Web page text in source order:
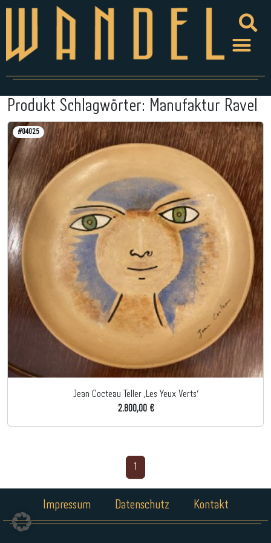
Produkt Schlagwörter: Manufaktur Ravel
#04025
Jean Cocteau Teller ‚Les Yeux Verts‘
2.800,00 €
Impressum Datenschutz Kontakt